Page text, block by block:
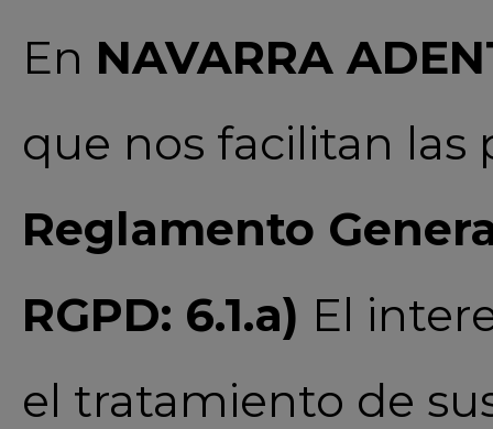
En NAVARRA
que nos facilitan las
Reglamento
RGPD: 6.1.a) El
el tratamiento de